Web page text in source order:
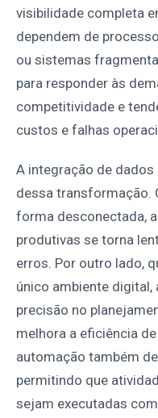
visibilidade completa
dependem de
ou sistemas
para responder às
competitividade e
custos e falhas
A integração de
dessa transformação.
forma desconectada,
produtivas se torna
erros. Por outro lado,
único ambiente digital,
precisão no
melhora a eficiência
automação também
permitindo que
sejam executadas